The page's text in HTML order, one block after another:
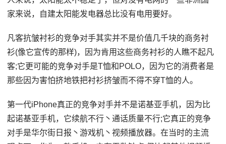
家来说，自建太阳能发电器总比没有电用要好。
凡客抗皱衬衫的竞争对手其实并不是价值几千块的商务衬
衫(像它宣传的那样)，因为肯用这些商务衬衫的人瞧不起凡
客;它更可能的竞争对手是T恤和POLO，因为它的消费者是
那些因为害怕挤地铁把衬衫挤皱而不得不穿T恤的人。
第一代iPhone真正的竞争对手并不是诺基亚手机，因为比
起诺基亚手机，它续航不行丶通话质量不行;它真正的竞争
对手是华尔街日报丶游戏机丶视频播放器。在当时的主流